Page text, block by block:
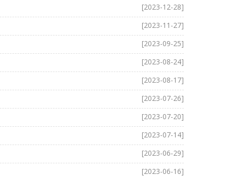
[2023-12-28]
[2023-11-27]
[2023-09-25]
[2023-08-24]
[2023-08-17]
[2023-07-26]
[2023-07-20]
[2023-07-14]
[2023-06-29]
[2023-06-16]